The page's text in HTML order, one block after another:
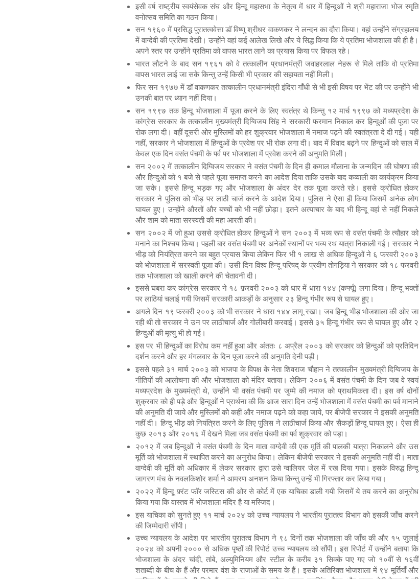
इसी वर्ष राष्ट्रीय स्वयंसेवक संघ और हिन्दू महासभा के नेतृत्व में धार में हिन्दुओं ने श्री महाराजा भोज स्मृति
वनोत्सव समिति का गठन किया।
सन १९६० में प्रसिद्ध पुरातत्ववेत्ता डॉ विष्णु श्रीधर वाकणकर ने लन्दन का दौरा किया। वहां उन्होंने संग्रहालय
में वाग्देवी की प्रतिमा देखी। उन्होंने वहां कई आलेख लिखे और ये सिद्ध किया कि ये प्रतिमा भोजशाला की ही है।
अपने स्तर पर उन्होंने प्रतिमा को वापस भारत लाने का प्रयास किया पर विफल रहे।
भारत लौटने के बाद सन १९६१ को वे तत्कालीन प्रधानमंत्री जवाहरलाल नेहरू से मिले ताकि वो प्रतिमा
वापस भारत लाई जा सके किन्तु उन्हें किसी भी प्रकार की सहायता नहीं मिली।
फिर सन १९७७ में डॉ वाकणकर तत्कालीन प्रधानमंत्री इंदिरा गाँधी से भी इसी विषय पर भेंट की पर उन्होंने भी
उनकी बात पर ध्यान नहीं दिया।
सन १९९७ तक हिन्दू भोजशाला में पूजा करने के लिए स्वतंत्र थे किन्तु १२ मार्च १९९७ को मध्यप्रदेश के
कांग्रेस सरकार के तत्कालीन मुख्यमंत्री दिग्विजय सिंह ने सरकारी फरमान निकाल कर हिन्दुओं की पूजा पर
रोक लगा दी। वहीं दूसरी ओर मुस्लिमों को हर शुक्रवार भोजशाला में नमाज पढ़ने की स्वतंत्रता दे दी गई। यही
नहीं, सरकार ने भोजशाला में हिन्दुओं के प्रवेश पर भी रोक लगा दी। बाद में विवाद बढ़ने पर हिन्दुओं को साल में
केवल एक दिन वसंत पंचमी के पर्व पर भोजशाला में प्रवेश करने की अनुमति मिली।
सन २००२ में तत्कालीन दिग्विजय सरकार ने वसंत पंचमी के दिन ही कमाल मौलाना के जन्मदिन की घोषणा की
और हिन्दुओं को १ बजे से पहले पूजा समाप्त करने का आदेश दिया ताकि उसके बाद कव्वाली का कार्यक्रम किया
जा सके। इससे हिन्दू भड़क गए और भोजशाला के अंदर देर तक पूजा करते रहे। इससे क्रोधित होकर
सरकार ने पुलिस को भीड़ पर लाठी चार्ज करने के आदेश दिया। पुलिस ने ऐसा ही किया जिसमें अनेक लोग
घायल हुए। उन्होंने औरतों और बच्चों को भी नहीं छोड़ा। इतने अत्याचार के बाद भी हिन्दू वहां से नहीं निकले
और शाम को माता सरस्वती की महा आरती की।
सन २००२ में जो हुआ उससे क्रोधित होकर हिन्दुओं ने सन २००३ में भव्य रूप से वसंत पंचमी के त्यौहार को
मनाने का निश्चय किया। पहली बार वसंत पंचमी पर अनेकों स्थानों पर भव्य रथ यात्रा निकाली गई। सरकार ने
भीड़ को नियंत्रित करने का बहुत प्रयास किया लेकिन फिर भी १ लाख से अधिक हिन्दुओं ने ६ फरवरी २००३
को भोजशाला में सरस्वती पूजा की। उसी दिन विश्व हिन्दू परिषद् के प्रवीण तोगड़िया ने सरकार को १८ फरवरी
तक भोजशाला को खाली करने की चेतावनी दी।
इससे घबरा कर कांग्रेस सरकार ने १८ फ़रवरी २००३ को धार में धारा १४४ (कर्फ्यू) लगा दिया। हिन्दू भक्तों
पर लाठियां चलाई गयी जिसमें सरकारी आकड़ों के अनुसार २३ हिन्दू गंभीर रूप से घायल हुए।
अगले दिन १९ फरवरी २००३ को भी सरकार ने धारा १४४ लागू रखा। जब हिन्दू भीड़ भोजशाला की ओर जा
रही थी तो सरकार ने उन पर लाठीचार्ज और गोलीबारी करवाई। इससे ३५ हिन्दू गंभीर रूप से घायल हुए और २
हिन्दुओं की मृत्यु भी हो गई।
इस पर भी हिन्दुओं का विरोध कम नहीं हुआ और अंततः ८ अप्रैल २००३ को सरकार को हिन्दुओं को प्रतिदिन
दर्शन करने और हर मंगलवार के दिन पूजा करने की अनुमति देनी पड़ी।
इससे पहले ३१ मार्च २००३ को भाजपा के विपक्ष के नेता शिवराज चौहान ने तत्कालीन मुख्यमंत्री दिग्विजय के
नीतियों की आलोचना की और भोजशाला को मंदिर बताया। लेकिन २००६ में वसंत पंचमी के दिन जब वे स्वयं
मध्यप्रदेश के मुख्यमंत्री थे, उन्होंने भी वसंत पंचमी पर जुम्मे की नमाज को प्राथमिकता दी। इस वर्ष दोनों
शुक्रवार को ही पड़े और हिन्दुओं ने प्रार्थना की कि आज सारा दिन उन्हें भोजशाला में वसंत पंचमी का पर्व मानाने
की अनुमति दी जाये और मुस्लिमों को कहीं और नमाज पढ़ने को कहा जाये, पर बीजेपी सरकार ने इसकी अनुमति
नहीं दी। हिन्दू भीड़ को नियंत्रित करने के लिए पुलिस ने लाठीचार्ज किया और सैकड़ों हिन्दू घायल हुए। ऐसा ही
कुछ २०१३ और २०१६ में देखने मिला जब वसंत पंचमी का पर्व शुक्रवार को पड़ा।
२०१२ में जब हिन्दुओं ने वसंत पंचमी के दिन माता वाग्देवी की एक मूर्ति की पालकी यात्रा निकालने और उस
मूर्ति को भोजशाला में स्थापित करने का अनुरोध किया। लेकिन बीजेपी सरकार ने इसकी अनुमति नहीं दी। माता
वाग्देवी की मूर्ति को अधिकार में लेकर सरकार द्वारा उसे ग्वालियर जेल में रख दिया गया। इसके विरुद्ध हिन्दू
जागरण मंच के नवलकिशोर शर्मा ने आमरण अनशन किया किन्तु उन्हें भी गिरफ्तार कर लिया गया।
२०२२ में हिन्दू फ़्रंट फॉर जस्टिस की ओर से कोर्ट में एक याचिका डाली गयी जिसमें ये तय करने का अनुरोध
किया गया कि वास्तव में भोजशाला मंदिर है या मस्जिद।
इस याचिका को सुनते हुए ११ मार्च २०२४ को उच्च न्यायलय ने भारतीय पुरातत्व विभाग को इसकी जाँच करने
की जिम्मेदारी सौंपी।
उच्च न्यायलय के आदेश पर भारतीय पुरातत्व विभाग ने ९८ दिनों तक भोजशाला की जाँच की और १५ जुलाई
२०२४ को अपनी २००० से अधिक पृष्ठों की रिपोर्ट उच्च न्यायलय को सौंपी। इस रिपोर्ट में उन्होंने बताया कि
भोजशाला के अंदर चांदी, तांबे, अल्युमिनियम और स्टील के करीब ३१ सिक्के पाए गए जो १०वीं से १६वीं
शताब्दी के बीच के हैं और परमार वंश के राजाओं के समय के हैं। इसके अतिरिक्त भोजशाला में ९४ मूर्तियाँ और